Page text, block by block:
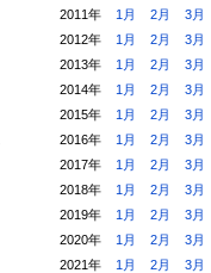
2011年
1月 2月 3月
2012年
1月 2月 3月
2013年
1月 2月 3月
2014年
1月 2月 3月
2015年
1月 2月 3月
2016年
1月 2月 3月
2017年
1月 2月 3月
2018年
1月 2月 3月
2019年
1月 2月 3月
2020年
1月 2月 3月
2021年
1月 2月 3月